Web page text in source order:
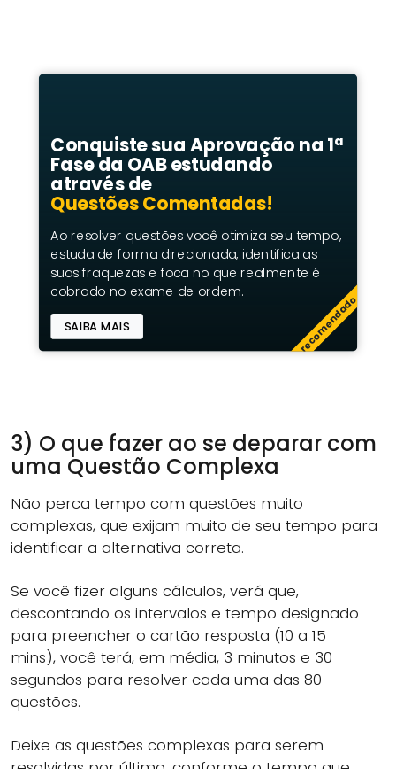
Conquiste sua Aprovação na 1ª
Fase da OAB estudando
através de
Questões Comentadas!
Ao resolver questões você otimiza seu tempo,
estuda de forma direcionada, identifica as
suas fraquezas e foca no que realmente é
cobrado no exame de ordem.
SAIBA MAIS recomendado
3) O que fazer ao se deparar com
uma Questão Complexa
Não perca tempo com questões muito
complexas, que exijam muito de seu tempo para
identificar a alternativa correta.
Se você fizer alguns cálculos, verá que,
descontando os intervalos e tempo designado
para preencher o cartão resposta (10 a 15
mins), você terá, em média, 3 minutos e 30
segundos para resolver cada uma das 80
questões.
Deixe as questões complexas para serem